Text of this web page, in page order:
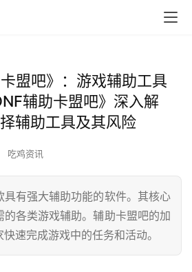
盟吧》：游戏辅助工具
辅助卡盟吧》深入解
辅助工具及其风险
吃鸡资讯
具有强大辅助功能的软件。其核心
各类游戏辅助。辅助卡盟吧的加
速完成游戏中的任务和活动。